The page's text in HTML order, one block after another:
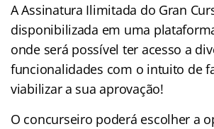
A Assinatura Ilimitada do Gran
disponibilizada em uma
onde será possível ter acesso a
funcionalidades com o intuito de
viabilizar a sua aprovação!
O concurseiro poderá escolher a